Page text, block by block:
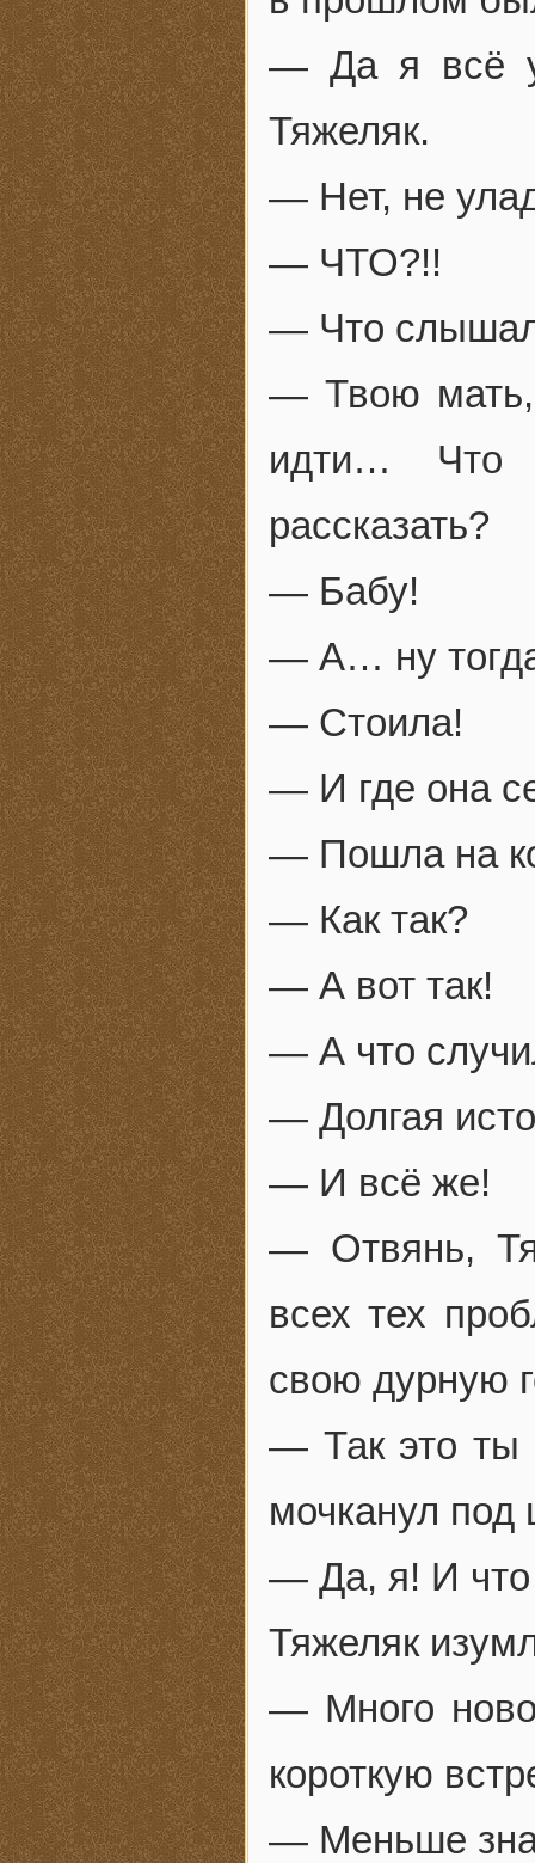
— Да я всё
Тяжеляк.
— Нет, не
— ЧТО?!!
— Что
— Твою мать,
идти… Что
рассказать?
— Бабу!
— А… ну
— Стоила!
— И где она
— Пошла на
— Как так?
— А вот так!
— А что
— Долгая
— И всё же!
— Отвянь,
всех тех
свою дурную
— Так это
мочканул
— Да, я! И
Тяжеляк
— Много
короткую
— Меньше